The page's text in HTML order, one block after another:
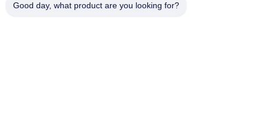
Κλιπ Stenter Από Αλουμίνιο
Good day, what product are you looking for?